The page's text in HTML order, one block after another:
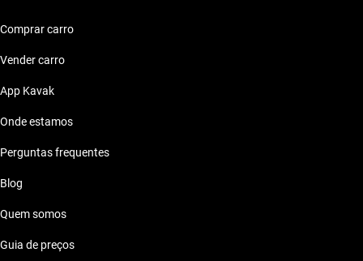
Comprar carro
Vender carro
App Kavak
Onde estamos
Perguntas frequentes
Blog
Quem somos
Guia de preços